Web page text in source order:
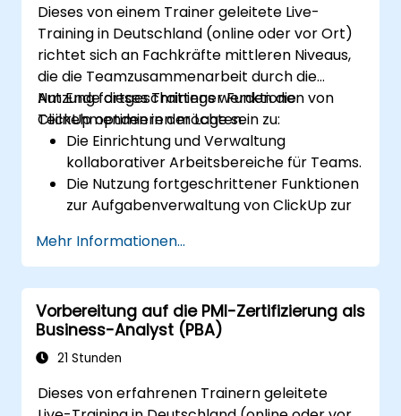
Dieses von einem Trainer geleitete Live-
Training in Deutschland (online oder vor Ort)
richtet sich an Fachkräfte mittleren Niveaus,
die die Teamzusammenarbeit durch die
Nutzung fortgeschrittener Funktionen von
ClickUp optimieren möchten.
Am Ende dieses Trainings werden die
Teilnehmenden in der Lage sein zu:
Die Einrichtung und Verwaltung
kollaborativer Arbeitsbereiche für Teams.
Die Nutzung fortgeschrittener Funktionen
zur Aufgabenverwaltung von ClickUp zur
Die Verbesserung der Kommunikation im
Team mittels der integrierten Tools von
ClickUp.
Den Einsatz von Berichten und
Dashboards von ClickUp zur
Überwachung der Teamleistung.
zur Optimierung der Prozesse im Team.
Mehr Informationen...
Vorbereitung auf die PMI-Zertifizierung als
Business-Analyst (PBA)
21 Stunden
Dieses von erfahrenen Trainern geleitete